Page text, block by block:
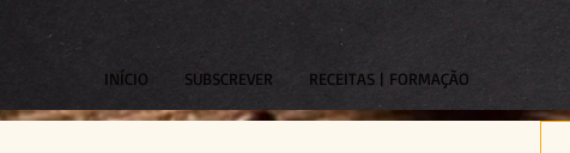
INÍCIO SUBSCREVER RECEITAS | FORMAÇÃO